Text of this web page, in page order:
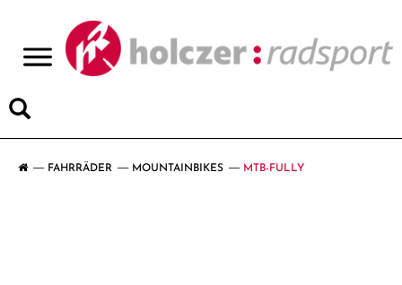
FAHRRÄDER MOUNTAINBIKES MTB-FULLY